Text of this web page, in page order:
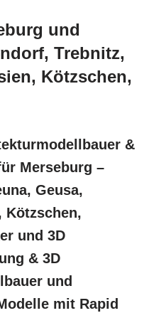
und
Trebnitz,
Kötzschen,
&
Merseburg –
Geusa,
Kötzschen,
und 3D
& 3D
und
mit Rapid